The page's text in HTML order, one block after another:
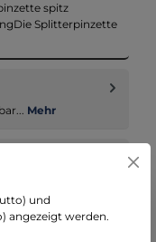
spitz
Splitterpinzette
Mehr
und
angezeigt werden.